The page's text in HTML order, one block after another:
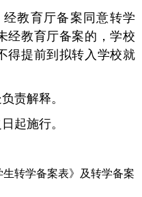
经教育厅备案同意转学
经教育厅备案的，学校
得提前到拟转入学校就
责解释。
起施行。
转学备案表》及转学备案